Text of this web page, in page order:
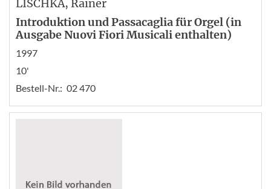
LISCHKA, Rainer
Introduktion und Passacaglia für Orgel (in
Ausgabe Nuovi Fiori Musicali enthalten)
1997
10'
Bestell-Nr.: 02 470